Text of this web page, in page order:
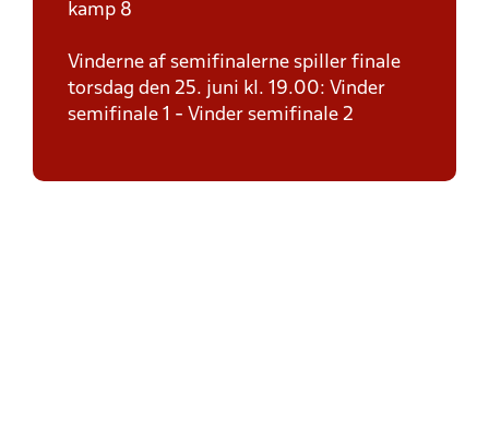
kamp 8
Vinderne af semifinalerne spiller finale
torsdag den 25. juni kl. 19.00: Vinder
semifinale 1 - Vinder semifinale 2